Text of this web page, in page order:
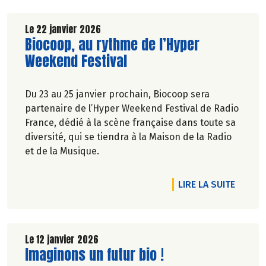
Le 22 janvier 2026
Lire la suite de l'article
Biocoop, au rythme de l’Hyper
Weekend Festival
Du 23 au 25 janvier prochain, Biocoop sera
partenaire de l’Hyper Weekend Festival de Radio
France, dédié à la scène française dans toute sa
diversité, qui se tiendra à la Maison de la Radio
et de la Musique.
LIRE LA SUITEDE
Le 12 janvier 2026
Lire la suite de l'article
Imaginons un futur bio !